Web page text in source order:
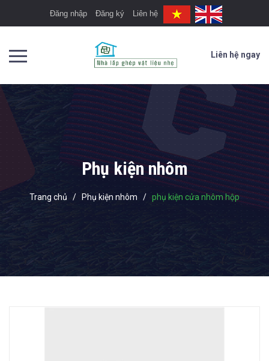
Đăng nhập Đăng ký Liên hệ
Liên hệ ngay
Phụ kiện nhôm
Trang chủ / Phụ kiện nhôm / phụ kiện cửa nhôm hộp